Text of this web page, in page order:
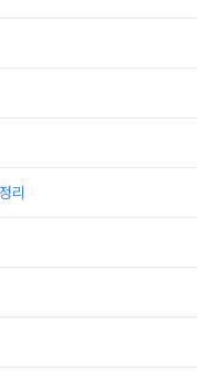
리